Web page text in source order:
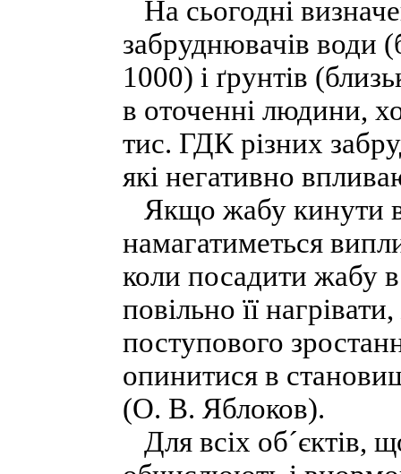
На сьогодні
забруднювачів води
1000) і ґрунтів
в оточенні людини,
тис. ГДК різних
які негативно
Якщо жабу кинути
намагатиметься
коли посадити жабу
повільно її
поступового
опинитися в
(О. В. Яблоков).
Для всіх об´єктів,